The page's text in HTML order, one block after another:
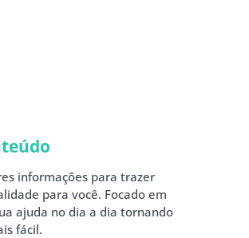
informações para trazer
para você. Focado em
ajuda no dia a dia tornando
fácil.